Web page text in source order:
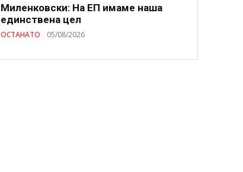
Миленковски: На ЕП имаме наша
единствена цел
ОСТАНАТО 05/08/2026